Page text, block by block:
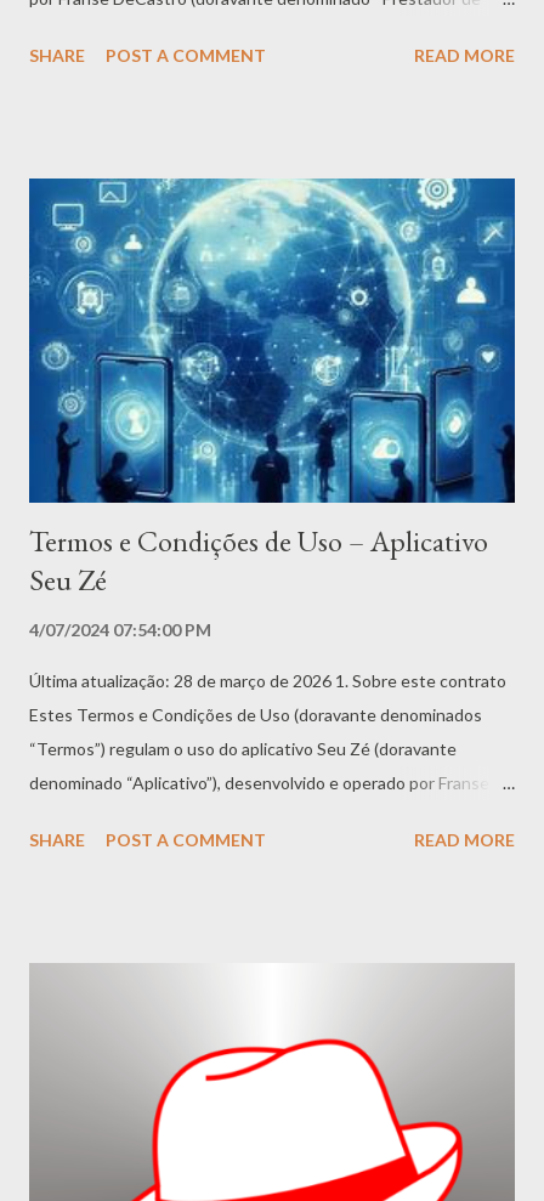
as informações dos usuários. O Aplicativo é oferecido como um
de Dados Pessoais (LGPD – Lei nº 13.709/2018) e demais
legislações aplicáveis. 2. Informações que coletamos Coletamos
dois tipos de informações: a) Informações fornecidas
diretamente por você Quando você utiliza o Aplicativo,
podemos solicitar dados pessoais como: - Nome - E-mail -
Telefone - Outros dados necessários para funcionalidades
específicas Esses dados são fornecidos voluntariamente e
utiliz...
SHARE POST A COMMENT READ MORE
Termos e Condições de Uso – Aplicativo
Seu Zé
4/07/2024 07:54:00 PM
Última atualização: 28 de março de 2026 1. Sobre este contrato
Estes Termos e Condições de Uso (doravante denominados
“Termos”) regulam o uso do aplicativo Seu Zé (doravante
denominado “Aplicativo”), desenvolvido e operado por Franse
“nós”, “nosso” ou “Aplicativo”). AO BAIXAR, ACESSAR OU
Caso não concorde com qualquer disposição, você deve
imediatamente interromper o uso e desinstalar o Aplicativo. 2.
Elegibilidade e cadastro 2.1 Idade mínima O Aplicativo é
destinado a maiores de 18 (dezoito) anos. Menores de 18 anos
só podem utilizar o Aplicativo sob supervisão e com autorização
SHARE POST A COMMENT READ MORE